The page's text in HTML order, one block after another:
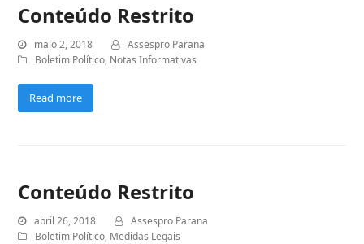
Conteúdo Restrito
maio 2, 2018
Assespro Parana
Boletim Político, Notas Informativas
Read more
Conteúdo Restrito
abril 26, 2018
Assespro Parana
Boletim Político, Medidas Legais